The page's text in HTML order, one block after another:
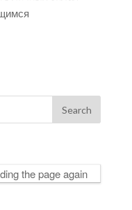
the page again